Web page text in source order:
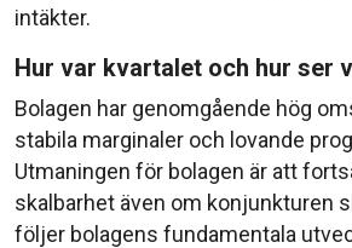
intäkter.
Hur var kvartalet och hur ser
Bolagen har genomgående hög
stabila marginaler och lovande
Utmaningen för bolagen är att
skalbarhet även om konjunkturen
följer bolagens fundamentala